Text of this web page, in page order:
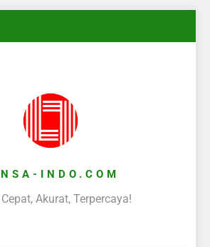
INDO.COM
Akurat, Terpercaya!